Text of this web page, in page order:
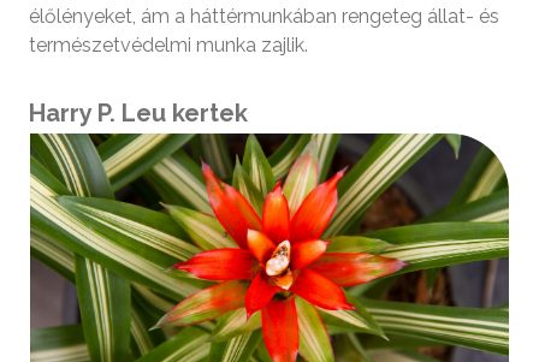
élőlényeket, ám a háttérmunkában rengeteg állat- és
természetvédelmi munka zajlik.
Harry P. Leu kertek